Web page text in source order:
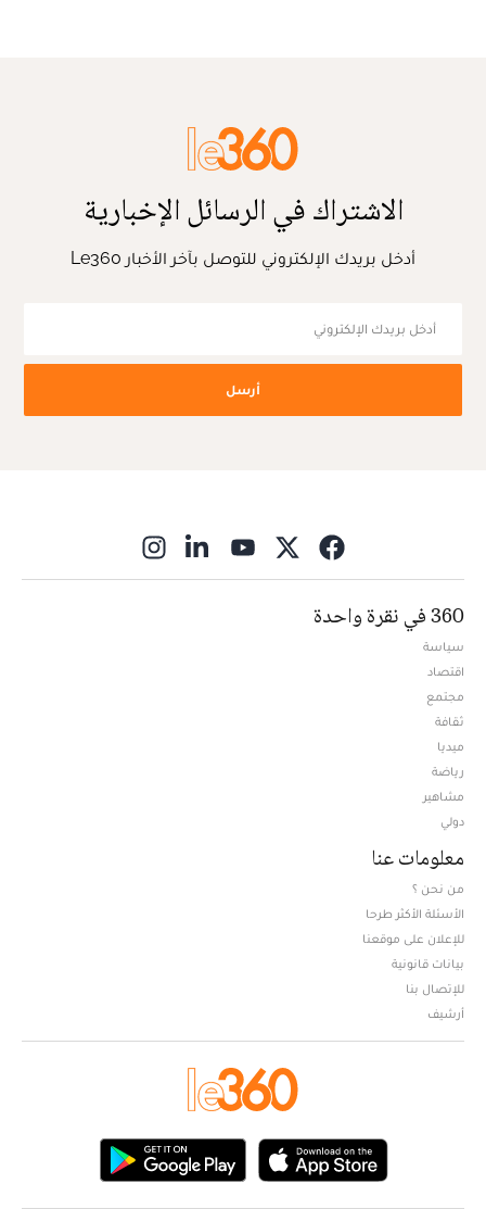
الاشتراك في الرسائل الإخبارية
أدخل بريدك الإلكتروني للتوصل بآخر الأخبار Le360
أرسل
360 في نقرة واحدة
سياسة
اقتصاد
مجتمع
ثقافة
ميديا
رياضة
مشاهير
دولي
معلومات عنا
من نحن ؟
الأسئلة الأكثر طرحا
للإعلان على موقعنا
بيانات قانونية
للإتصال بنا
أرشيف